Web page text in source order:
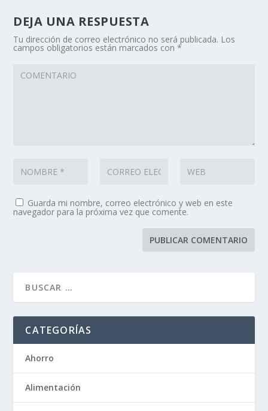
DEJA UNA RESPUESTA
Tu dirección de correo electrónico no será publicada. Los
campos obligatorios están marcados con*
Guarda mi nombre, correo electrónico y web en este
navegador para la próxima vez que comente.
CATEGORÍAS
Ahorro
Alimentación